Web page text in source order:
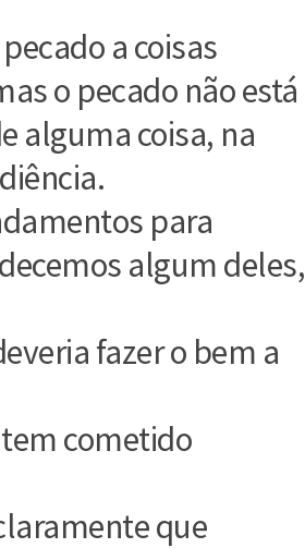
a coisas
o pecado não está
alguma coisa, na
para
algum deles,
fazer o bem a
cometido
que